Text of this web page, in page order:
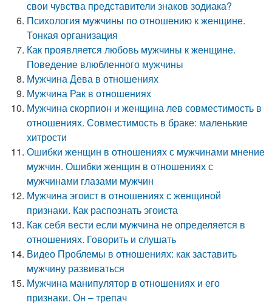
свои чувства представители знаков зодиака?
Психология мужчины по отношению к женщине.
Тонкая организация
Как проявляется любовь мужчины к женщине.
Поведение влюбленного мужчины
Мужчина Дева в отношениях
Мужчина Рак в отношениях
Мужчина скорпион и женщина лев совместимость в
отношениях. Совместимость в браке: маленькие
хитрости
Ошибки женщин в отношениях с мужчинами мнение
мужчин. Ошибки женщин в отношениях с
мужчинами глазами мужчин
Мужчина эгоист в отношениях с женщиной
признаки. Как распознать эгоиста
Как себя вести если мужчина не определяется в
отношениях. Говорить и слушать
Видео Проблемы в отношениях: как заставить
мужчину развиваться
Мужчина манипулятор в отношениях и его
признаки. Он – трепач